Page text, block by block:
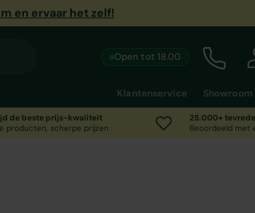
en ervaar het zelf!
Open tot 18.00 Call us
Klantenservice Showroom
de beste prijs-kwaliteit
producten, scherpe prijzen
25.000+
Beoordeeld met